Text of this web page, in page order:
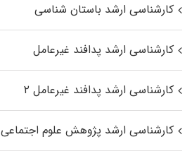
کارشناسی ارشد باستان شناسی
کارشناسی ارشد پدافند غیرعامل
کارشناسی ارشد پدافند غیرعامل ۲
کارشناسی ارشد پژوهش علوم اجتماعی